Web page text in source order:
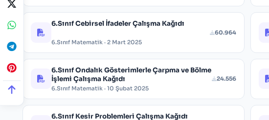
6.Sınıf Cebirsel İfadeler Çalışma Kağıdı
6.Sınıf Matematik · 2 Mart 2025
60.964
6.Sınıf Ondalık Gösterimlerle Çarpma ve Bölme
İşlemi Çalışma Kağıdı
6.Sınıf Matematik · 10 Şubat 2025
24.556
6.Sınıf Kesir Problemleri Çalışma Kağıdı